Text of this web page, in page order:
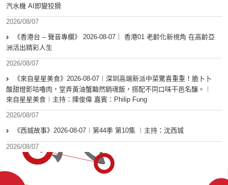
汽水機 AI即變狡猾
2026/08/07
《香港台 – 聲音專欄》 2026-08-07｜ 香港01 老齡化新視角 在高齡亞
洲活出精彩人生
2026/08/07
《來自星星美食》2026-08-07︱深圳高端新派中菜驚喜重重！脆卜卜
酸甜燈影咕嚕肉，堂弄黃油蟹黯然銷魂飯，搭配不同口味干邑名釀。︱
來自星星美食︱主持：陳俊偉 嘉賓：Philip Fung
2026/08/07
《西城故事》2026-08-07︱第44季 第10集 ︱主持：沈西城
2026/08/07